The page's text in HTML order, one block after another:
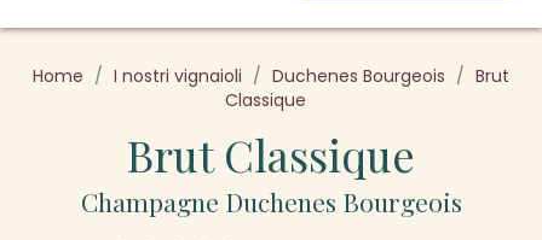
Home I nostri vignaioli Duchenes Bourgeois
Brut
Classique
Brut Classique
Champagne Duchenes Bourgeois